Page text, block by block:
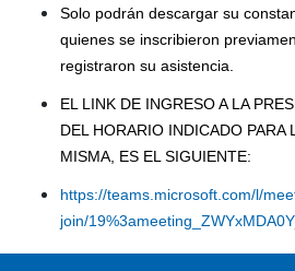
Solo podrán descargar su
quienes se inscribieron
registraron su asistencia.
EL LINK DE INGRESO A LA
DEL HORARIO INDICADO PARA
MISMA, ES EL SIGUIENTE:
https://teams.microsoft.com/l/
join/